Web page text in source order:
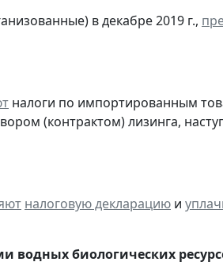
в декабре 2019 г.,
налоги по импортированным
(контрактом) лизинга,
налоговую декларацию и
водных биологических